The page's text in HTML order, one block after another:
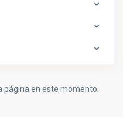
página en este momento.